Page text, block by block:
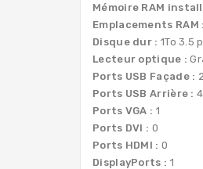
Mémoire RAM
Emplacements RAM :
Disque dur : 1To 3.5
Lecteur optique :
Ports USB Façade :
Ports USB Arrière :
Ports VGA : 1
Ports DVI : 0
Ports HDMI : 0
DisplayPorts : 1